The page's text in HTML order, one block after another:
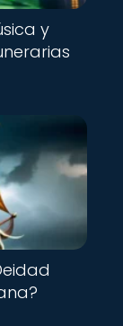
y